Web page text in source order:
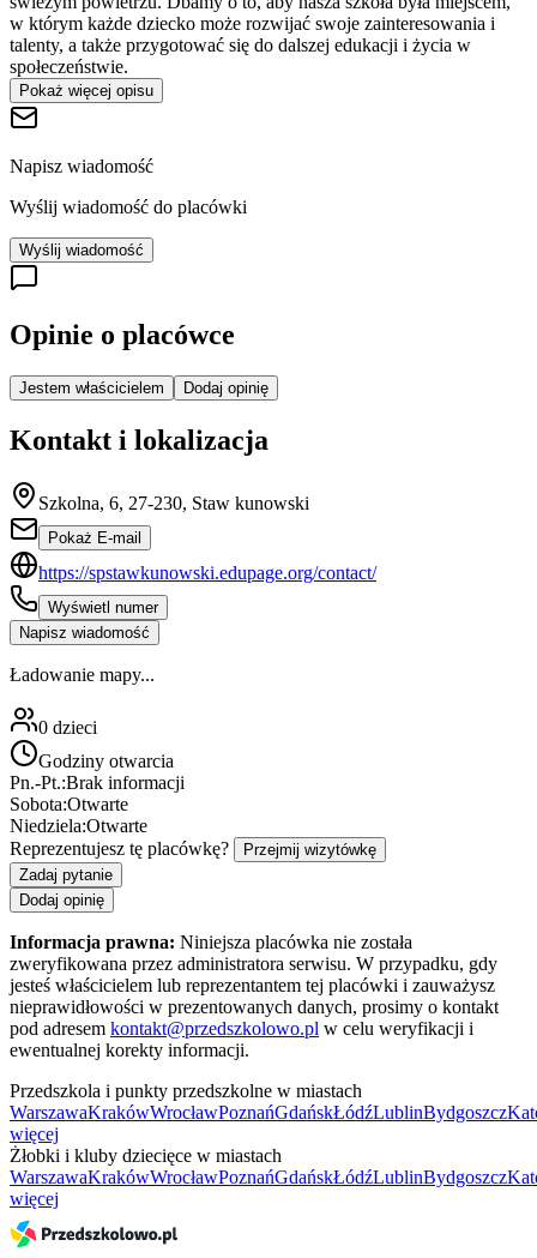
w którym każde dziecko może rozwijać swoje zainteresowania i
talenty, a także przygotować się do dalszej edukacji i życia w
społeczeństwie.
Pokaż więcej opisu
Napisz wiadomość
Wyślij wiadomość do placówki
Wyślij wiadomość
Opinie o placówce
Jestem właścicielem Dodaj opinię
Kontakt i lokalizacja
Szkolna, 6, 27-230, Staw kunowski
Pokaż E-mail
https://spstawkunowski.edupage.org/contact/
Wyświetl numer
Napisz wiadomość
Ładowanie mapy...
0 dzieci
Godziny otwarcia
Pn.-Pt.:Brak informacji
Sobota:Otwarte
Niedziela:Otwarte
Reprezentujesz tę placówkę?
Przejmij wizytówkę
Zadaj pytanie
Dodaj opinię
Informacja prawna: Niniejsza placówka nie została
zweryfikowana przez administratora serwisu. W przypadku, gdy
jesteś właścicielem lub reprezentantem tej placówki i zauważysz
nieprawidłowości w prezentowanych danych, prosimy o kontakt
pod adresem kontakt@przedszkolowo.pl w celu weryfikacji i
ewentualnej korekty informacji.
Przedszkola i punkty przedszkolne w miastach
WarszawaKrakówWrocławPoznańGdańskŁódźLublinBydgoszcz
więcej
Żłobki i kluby dziecięce w miastach
WarszawaKrakówWrocławPoznańGdańskŁódźLublinBydgoszcz
więcej